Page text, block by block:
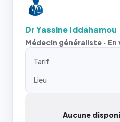
Dr Yassine Iddahamou
Médecin généraliste · En
Tarif
Lieu
Aucune